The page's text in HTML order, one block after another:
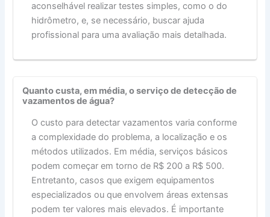
aconselhável realizar testes simples, como o do
hidrômetro, e, se necessário, buscar ajuda
profissional para uma avaliação mais detalhada.
Quanto custa, em média, o serviço de detecção de
vazamentos de água?
O custo para detectar vazamentos varia conforme
a complexidade do problema, a localização e os
métodos utilizados. Em média, serviços básicos
podem começar em torno de R$ 200 a R$ 500.
Entretanto, casos que exigem equipamentos
especializados ou que envolvem áreas extensas
podem ter valores mais elevados. É importante